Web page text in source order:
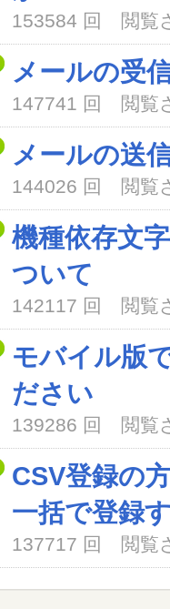
153584 回 閲覧
メールの受
147741 回 閲覧
メールの送
144026 回 閲覧
機種依存文
ついて
142117 回 閲覧
モバイル版
ださい
139286 回 閲覧
CSV登録の
一括で登録
137717 回 閲覧